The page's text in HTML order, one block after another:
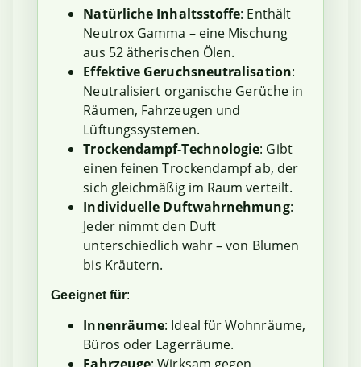
Natürliche Inhaltsstoffe: Enthält
Neutrox Gamma – eine Mischung
aus 52 ätherischen Ölen.
Effektive Geruchsneutralisation:
Neutralisiert organische Gerüche in
Räumen, Fahrzeugen und
Lüftungssystemen.
Trockendampf-Technologie: Gibt
einen feinen Trockendampf ab, der
sich gleichmäßig im Raum verteilt.
Individuelle Duftwahrnehmung:
Jeder nimmt den Duft
unterschiedlich wahr – von Blumen
bis Kräutern.
Geeignet für:
Innenräume: Ideal für Wohnräume,
Büros oder Lagerräume.